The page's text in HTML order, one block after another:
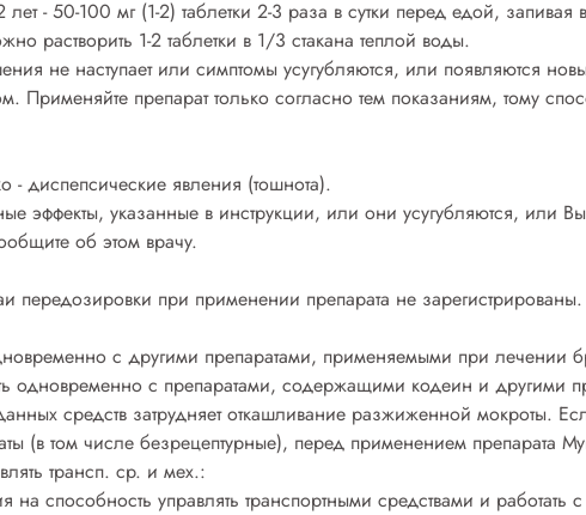
лет - 50-100 мг (1-2) таблетки 2-3 раза в сутки перед едой,
растворить 1-2 таблетки в 1/3 стакана теплой воды.
не наступает или симптомы усугубляются, или появляются
Применяйте препарат только согласно тем показаниям, тому
- диспепсические явления (тошнота).
эффекты, указанные в инструкции, или они усугубляются, или
об этом врачу.
передозировки при применении препарата не зарегистрированы.
с другими препаратами, применяемыми при лечении
одновременно с препаратами, содержащими кодеин и другими
средств затрудняет откашливание разжиженной мокроты.
(в том числе безрецептурные), перед применением препарата
трансп. ср. и мех.:
на способность управлять транспортными средствами и работать